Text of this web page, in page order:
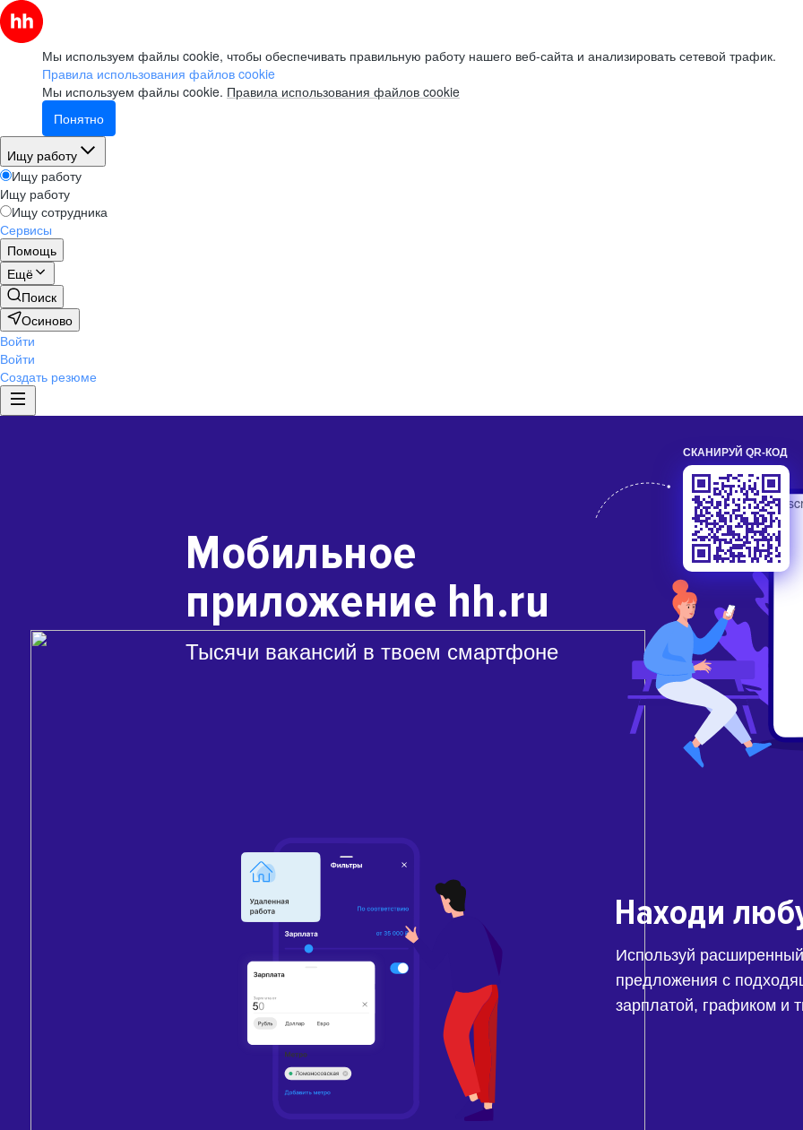
Мы используем файлы cookie, чтобы обеспечивать правильную работу нашего веб-сайта и анализировать сетевой трафик.
Правила использования файлов cookie
Мы используем файлы cookie. Правила использования файлов cookie
Понятно
Ищу работу
Ищу работу
Ищу работу
Ищу сотрудника
Сервисы
Помощь
Ещё
Поиск
Осиново
Войти
Войти
Создать резюме
Мобильное
приложение hh.ru
Тысячи вакансий в твоем смартфоне
СКАНИРУЙ QR-КОД
Находи
Используй
предложения с
зарплатой, графиком и